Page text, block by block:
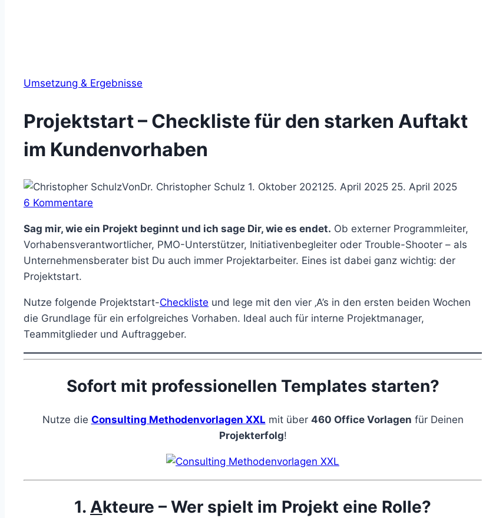
Umsetzung & Ergebnisse
Projektstart – Checkliste für den starken Auftakt
im Kundenvorhaben
VonDr. Christopher Schulz 1. Oktober 202125. April 2025 25. April 2025
6 Kommentare
Sag mir, wie ein Projekt beginnt und ich sage Dir, wie es endet. Ob externer Programmleiter,
Vorhabensverantwortlicher, PMO-Unterstützer, Initiativenbegleiter oder Trouble-Shooter – als
Unternehmensberater bist Du auch immer Projektarbeiter. Eines ist dabei ganz wichtig: der
Projektstart.
Nutze folgende Projektstart-Checkliste und lege mit den vier ‚A’s in den ersten beiden Wochen
die Grundlage für ein erfolgreiches Vorhaben. Ideal auch für interne Projektmanager,
Teammitglieder und Auftraggeber.
Sofort mit professionellen Templates starten?
Nutze die Consulting Methodenvorlagen XXL mit über 460 Office Vorlagen für Deinen
Projekterfolg!
1. Akteure – Wer spielt im Projekt eine Rolle?